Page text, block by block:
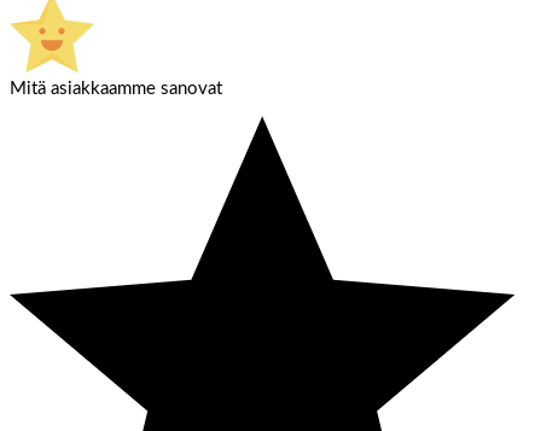
Mitä asiakkaamme sanovat